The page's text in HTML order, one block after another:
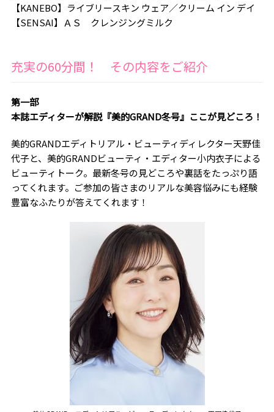
【KANEBO】ライブリースキン ウェア／クリーム イン デイ
【SENSAI】ＡＳ クレンジングミルク
充実の60分間！ その内容をご紹介
第一部
本誌エディターが解説『美的GRAND冬号』ここが見どころ！
美的GRANDエディトリアル・ビューティディレクター天野佳
代子と、美的GRANDビューティ・エディター小内衣子による
ビューティトーク。最新冬号の見どころや裏話をたっぷり語
ってくれます。 ご参加の皆さまのリアルな美容悩みにも経験
豊富なふたりが答えてくれます！